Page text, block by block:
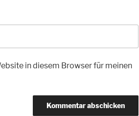
in diesem Browser für meinen